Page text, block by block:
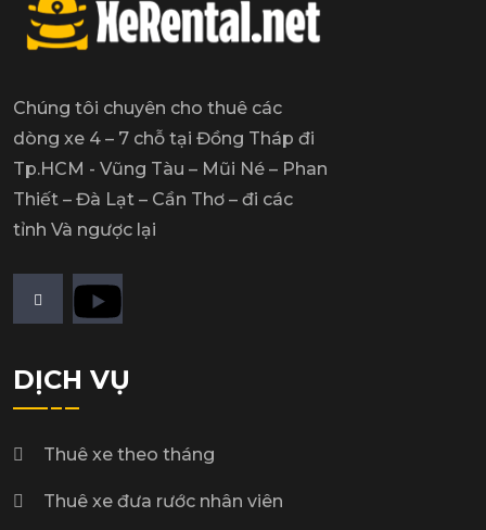
Chúng tôi chuyên cho thuê các
dòng xe 4 – 7 chỗ tại Đồng Tháp đi
Tp.HCM - Vũng Tàu – Mũi Né – Phan
Thiết – Đà Lạt – Cần Thơ – đi các
tỉnh Và ngược lại
DỊCH VỤ
Thuê xe theo tháng
Thuê xe đưa rước nhân viên